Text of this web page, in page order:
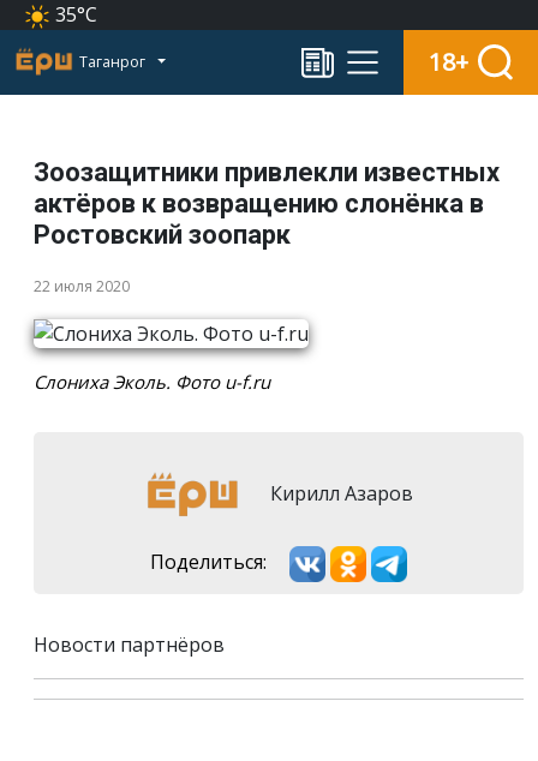
35°C
Таганрог 18+
Зоозащитники привлекли известных
актёров к возвращению слонёнка в
Ростовский зоопарк
22 июля 2020
Слониха Эколь. Фото u-f.ru
Кирилл Азаров
Поделиться:
Новости партнёров